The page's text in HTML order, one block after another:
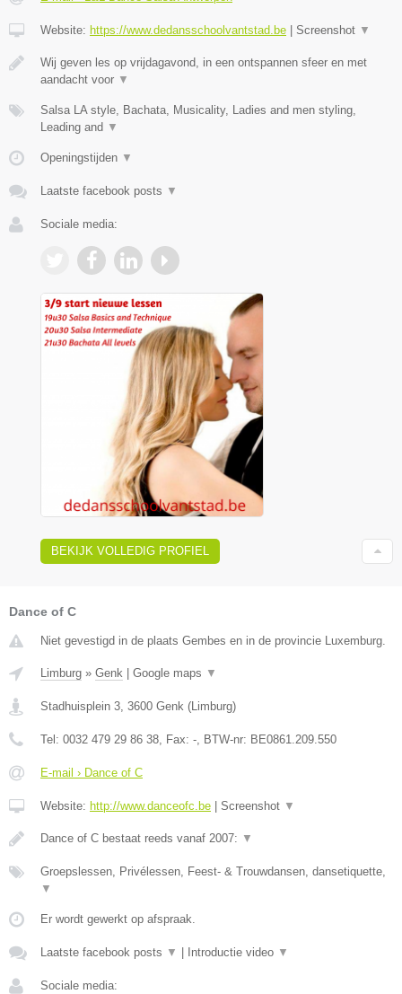
Website: https://www.dedansschoolvantstad.be | Screenshot ▼
Wij geven les op vrijdagavond, in een ontspannen sfeer en met
aandacht voor ▼
Salsa LA style, Bachata, Musicality, Ladies and men styling,
Leading and ▼
Openingstijden ▼
Laatste facebook posts ▼
Sociale media:
BEKIJK VOLLEDIG PROFIEL
Dance of C
Niet gevestigd in de plaats Gembes en in de provincie Luxemburg.
Limburg » Genk | Google maps ▼
Stadhuisplein 3 3600 Genk (Limburg)
Tel: 0032 479 29 86 38 , Fax: - , BTW-nr: BE0861.209.550
E-mail › Dance of C
Website: http://www.danceofc.be | Screenshot ▼
Dance of C bestaat reeds vanaf 2007: ▼
Groepslessen, Privélessen, Feest- & Trouwdansen, dansetiquette,
▼
Er wordt gewerkt op afspraak.
Laatste facebook posts ▼ | Introductie video ▼
Sociale media: